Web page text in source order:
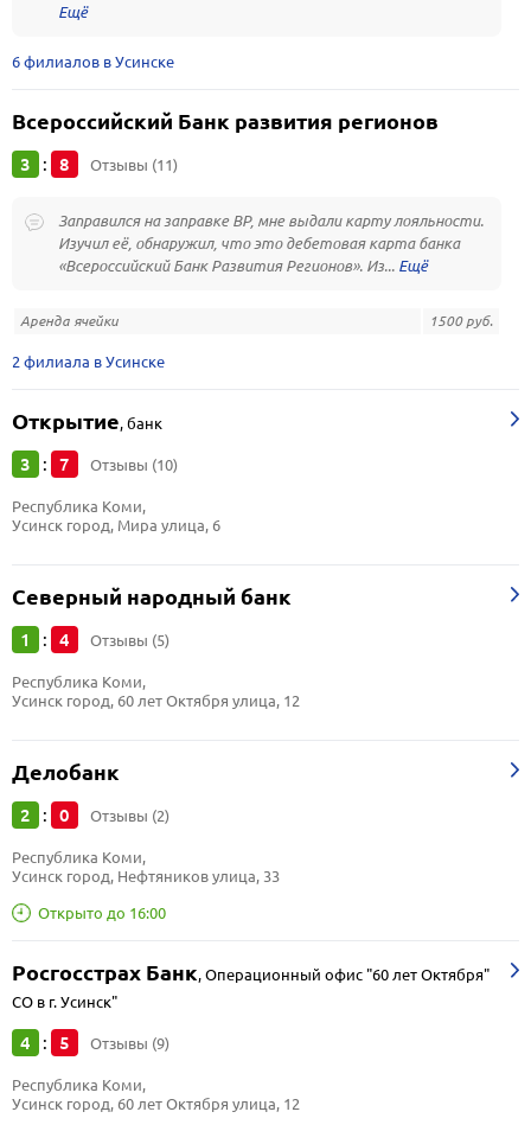
6 филиалов в Усинске
Всероссийский Банк развития регионов
3 : 8 Отзывы (11)
Заправился на заправке BP, мне выдали карту лояльности.
Изучил её, обнаружил, что это дебетовая карта банка
«Всероссийский Банк Развития Регионов». Из...
Аренда ячейки 1500 руб.
2 филиала в Усинске
Открытие,банк
3 : 7 Отзывы (10)
Республика Коми,
Усинск город, Мира улица, 6
Северный народный банк
1 : 4 Отзывы (5)
Республика Коми,
Усинск город, 60 лет Октября улица, 12
Делобанк
2 : 0 Отзывы (2)
Открыто до 16:00
Республика Коми,
Усинск город, Нефтяников улица, 33
Росгосстрах Банк,Операционный офис "60 лет Октября"
СО в г. Усинск"
4 : 5 Отзывы (9)
Республика Коми,
Усинск город, 60 лет Октября улица, 12